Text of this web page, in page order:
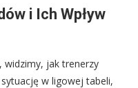
i Ich Wpływ
widzimy, jak trenerzy
w ligowej tabeli,